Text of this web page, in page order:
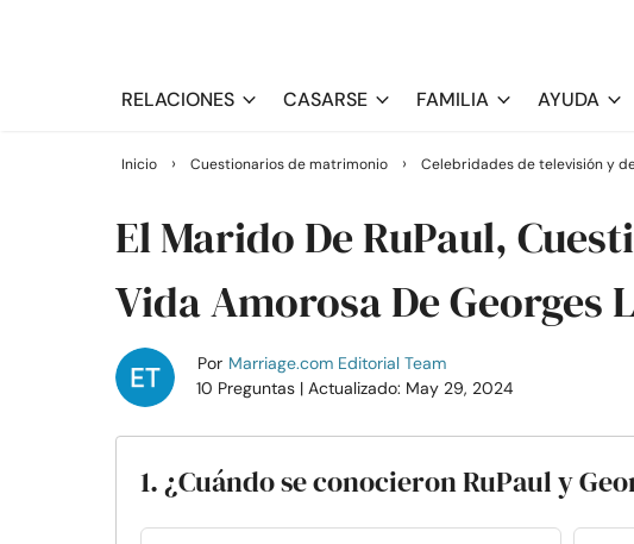
RELACIONES CASARSE FAMILIA AYUDA
Inicio › Cuestionarios de matrimonio › Celebridades de televisión y
El Marido De RuPaul,
Vida Amorosa De Georges
Por Marriage.com Editorial Team
10 Preguntas | Actualizado: May 29, 2024
1. ¿Cuándo se conocieron RuPaul y